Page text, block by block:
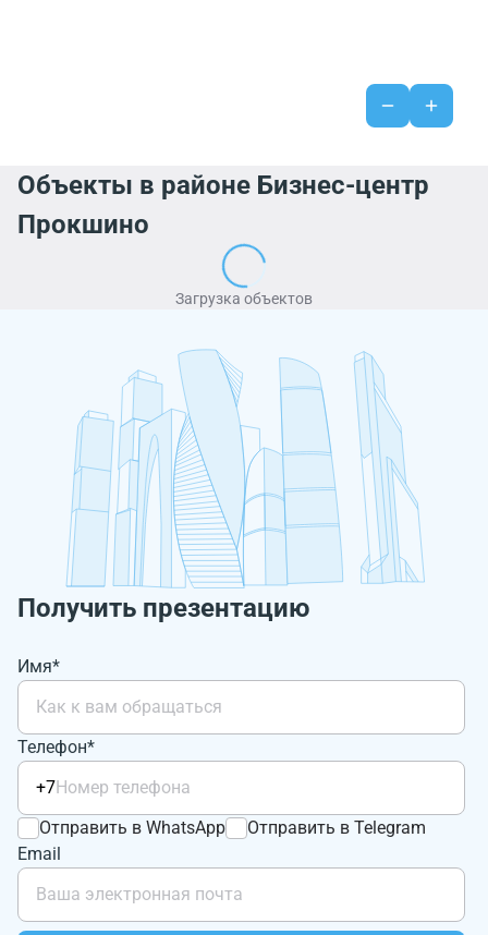
Объекты в районе Бизнес-центр
Прокшино
Загрузка объектов
Получить презентацию
Имя*
Телефон*
+7
Отправить в WhatsApp
Отправить в Telegram
Email